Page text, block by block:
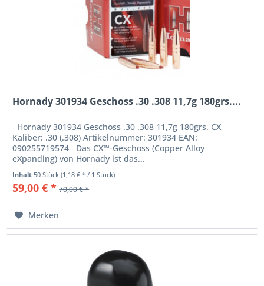
Hornady 301934 Geschoss .30 .308 11,7g 180grs....
Hornady 301934 Geschoss .30 .308 11,7g 180grs. CX
Kaliber: .30 (.308) Artikelnummer: 301934 EAN:
090255719574 Das CX™-Geschoss (Copper Alloy
eXpanding) von Hornady ist das...
Inhalt50 Stück(1,18 € * / 1 Stück)
59,00 € * 70,00 € *
Merken